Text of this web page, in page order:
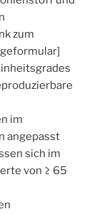
zum
im
angepasst
sich im
von ≥ 65